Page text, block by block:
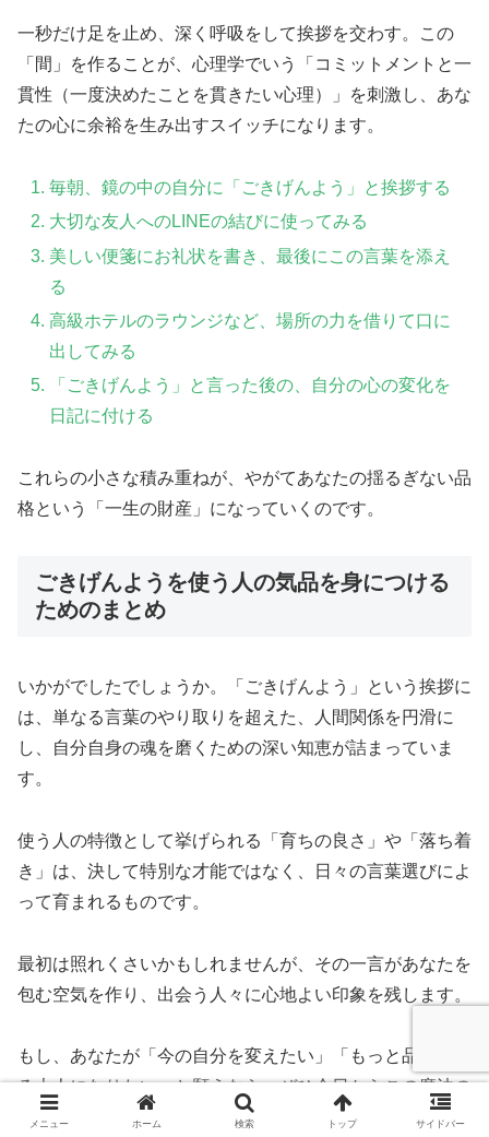
一秒だけ足を止め、深く呼吸をして挨拶を交わす。この
「間」を作ることが、心理学でいう「コミットメントと一
貫性（一度決めたことを貫きたい心理）」を刺激し、あな
たの心に余裕を生み出すスイッチになります。
毎朝、鏡の中の自分に「ごきげんよう」と挨拶する
大切な友人へのLINEの結びに使ってみる
美しい便箋にお礼状を書き、最後にこの言葉を添え
る
高級ホテルのラウンジなど、場所の力を借りて口に
出してみる
「ごきげんよう」と言った後の、自分の心の変化を
日記に付ける
これらの小さな積み重ねが、やがてあなたの揺るぎない品
格という「一生の財産」になっていくのです。
ごきげんようを使う人の気品を身につける
ためのまとめ
いかがでしたでしょうか。「ごきげんよう」という挨拶に
は、単なる言葉のやり取りを超えた、人間関係を円滑に
し、自分自身の魂を磨くための深い知恵が詰まっていま
す。
使う人の特徴として挙げられる「育ちの良さ」や「落ち着
き」は、決して特別な才能ではなく、日々の言葉選びによ
って育まれるものです。
最初は照れくさいかもしれませんが、その一言があなたを
包む空気を作り、出会う人々に心地よい印象を残します。
もし、あなたが「今の自分を変えたい」「もっと品格のあ
る大人になりたい」と願うなら、ぜひ今日からこの魔法の
言葉を味方につけてみてください。
メニュー ホーム 検索 トップ サイドバー